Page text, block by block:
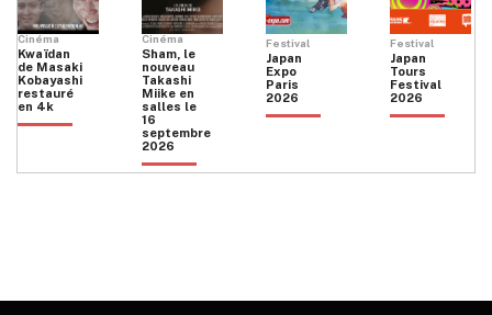
Cinéma
Kwaïdan
de Masaki
Kobayashi
restauré
en 4k
Cinéma
Sham, le
nouveau
Takashi
Miike en
salles le
16
septembre
2026
Festival
Japan
Expo
Paris
2026
Festival
Japan
Tours
Festival
2026